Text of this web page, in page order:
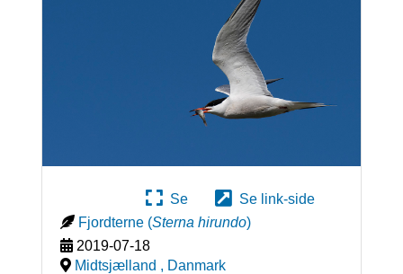
Se
Se link-side
Fjordterne (Sterna hirundo)
2019-07-18
Midtsjælland , Danmark